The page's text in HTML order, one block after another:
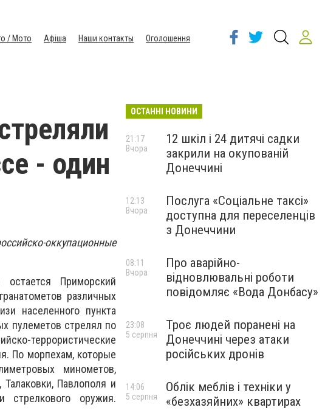
/ Мото Афіша Наши контакты
Оголошення
- один
оккупационные
Приморский
различных
населенного пункта
пулеметов стрелял по
террористические
По морпехам, которые
минометов,
Павлополя и
стрелкового оружия.
ОСТАННІ НОВИНИ
12 шкіл і 24 дитячі садки
закрили на окупованій
Донеччині
21:17
Вчора
Послуга «Соціальне таксі»
доступна для переселенців
з Донеччини
12:13
Вчора
Про аварійно-
відновлювальні роботи
повідомляє «Вода Донбасу»
08:11
Вчора
Троє людей поранені на
Донеччині через атаки
російських дронів
23:08
5 серпня
Облік меблів і техніки у
«безхазяйних» квартирах
14:06
5 серпня